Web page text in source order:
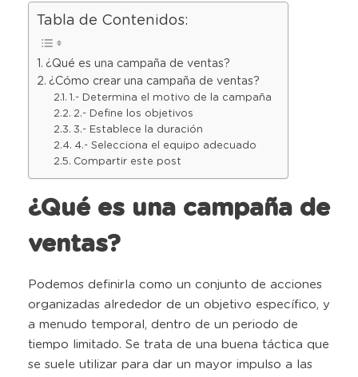
Tabla de Contenidos:
¿Qué es una campaña de ventas?
¿Cómo crear una campaña de ventas?
1.- Determina el motivo de la campaña
2.- Define los objetivos
3.- Establece la duración
4.- Selecciona el equipo adecuado
Compartir este post
¿Qué es una campaña de
ventas?
Podemos definirla como un conjunto de acciones
organizadas alrededor de un objetivo específico, y
a menudo temporal, dentro de un periodo de
tiempo limitado. Se trata de una buena táctica que
se suele utilizar para dar un mayor impulso a las